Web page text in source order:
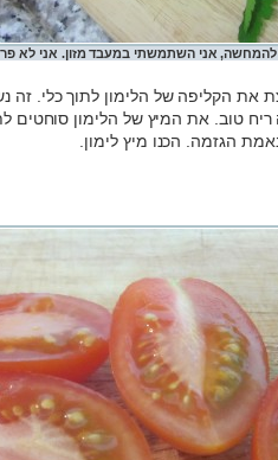
אני השתמשתי במעבד מזון. אני לא
את הקליפה של הלימון לתוך כלי. זה
טוב. את המיץ של הלימון סוחטים
הגזמה. הכנו מיץ לימון.